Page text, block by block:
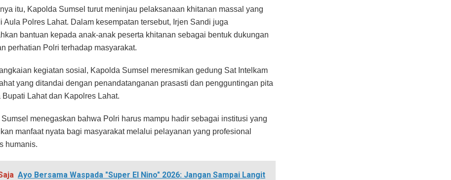
itu, Kapolda Sumsel turut meninjau pelaksanaan khitanan massal yang
Aula Polres Lahat. Dalam kesempatan tersebut, Irjen Sandi juga
bantuan kepada anak-anak peserta khitanan sebagai bentuk dukungan
perhatian Polri terhadap masyarakat.
kegiatan sosial, Kapolda Sumsel meresmikan gedung Sat Intelkam
yang ditandai dengan penandatanganan prasasti dan pengguntingan pita
Bupati Lahat dan Kapolres Lahat.
Sumsel menegaskan bahwa Polri harus mampu hadir sebagai institusi yang
manfaat nyata bagi masyarakat melalui pelayanan yang profesional
humanis.
Ayo Bersama Waspada "Super El Nino" 2026: Jangan Sampai Langit